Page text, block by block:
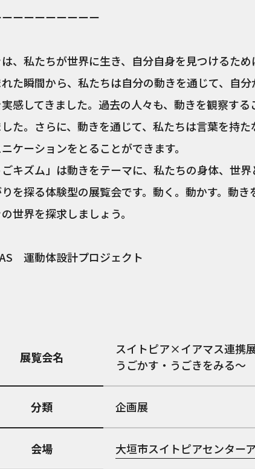
ーーーーーーーー
、私たちが世界に生き、自分自身を見つけるため
た瞬間から、私たちは自分の動きを通じて、自
実感してきました。過去の人々も、動きを観察す
た。さらに、動きを通じて、私たちは言葉を持
ケーションをとることができます。
ごキズム」は動きをテーマに、私たちの身体、世
を探る体験型の展覧会です。動く。動かす。動
世界を探求しましょう。
運動体設計プロジェクト
展覧会名
スイトピア×イアマス連携
うごかす・うごきをみる～
分類 企画展
会場 大垣市スイトピアセンター